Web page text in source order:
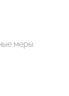
меры